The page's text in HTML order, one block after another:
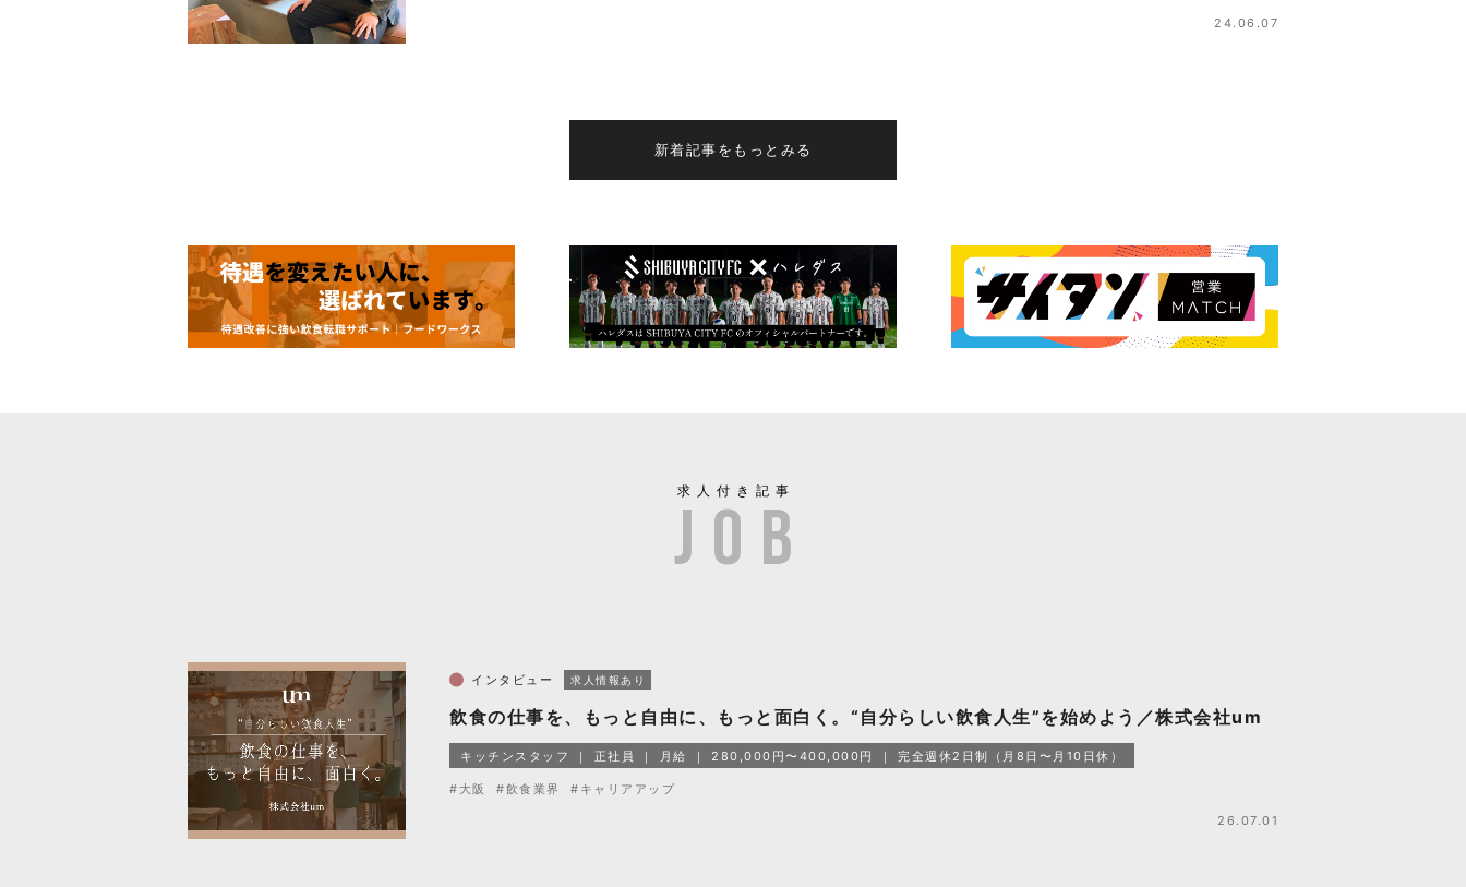
24.06.07
新着記事をもっとみる
求人付き記事
インタビュー 求人情報あり
飲食の仕事を、もっと自由に、もっと面白く。“自分らしい飲食人生”を始めよう／株式会社um
キッチンスタッフ 正社員 月給 280,000円〜400,000円 完全週休2日制（月8日〜月10日休）
#大阪 #飲食業界 #キャリアアップ
26.07.01